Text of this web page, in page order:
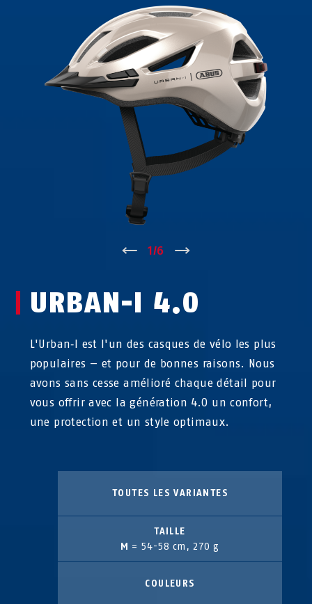
1/6
URBAN-I 4.0
L'Urban‑I est l'un des casques de vélo les plus
populaires — et pour de bonnes raisons. Nous
avons sans cesse amélioré chaque détail pour
vous offrir avec la génération 4.0 un confort,
une protection et un style optimaux.
TOUTES LES VARIANTES
TAILLE
M = 54-58 cm, 270 g
COULEURS